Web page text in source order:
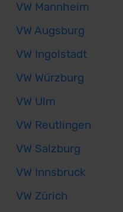
VW Mannheim
VW Augsburg
VW Ingolstadt
VW Würzburg
VW Ulm
VW Reutlingen
VW Salzburg
VW Innsbruck
VW Zürich